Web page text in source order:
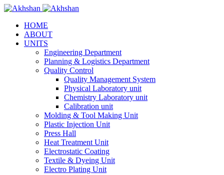
HOME
ABOUT
UNITS
Engineering Department
Planning & Logistics Department
Quality Control
Quality Management System
Physical Laboratory unit
Chemistry Laboratory unit
Calibration unit
Molding & Tool Making Unit
Plastic Injection Unit
Press Hall
Heat Treatment Unit
Electrostatic Coating
Textile & Dyeing Unit
Electro Plating Unit